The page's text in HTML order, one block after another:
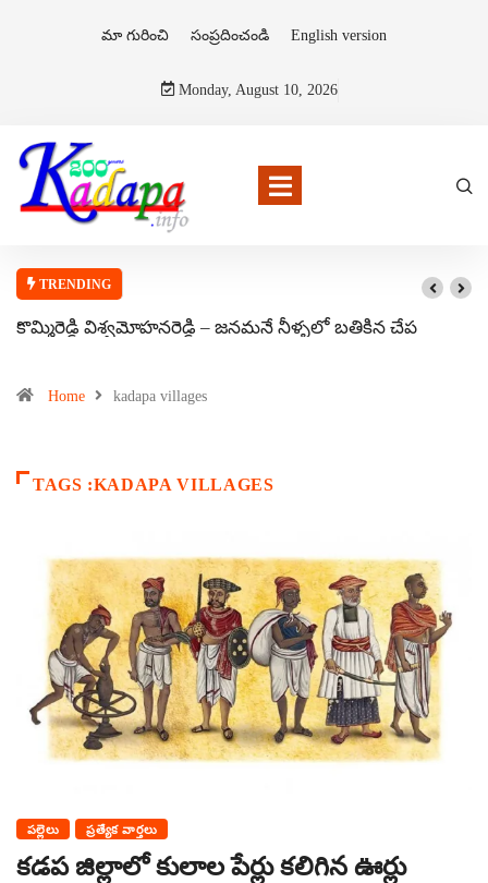
మా గురించి సంప్రదించండి English version
Monday, August 10, 2026
TRENDING
కొమ్మిరెడ్డి విశ్వమోహనరెడ్డి – జనమనే నీళ్ళలో బతికిన చేప
Home kadapa villages
TAGS :KADAPA VILLAGES
పల్లెలు ప్రత్యేక వార్తలు
కడప జిల్లాలో కులాల పేర్లు కలిగిన ఊర్లు